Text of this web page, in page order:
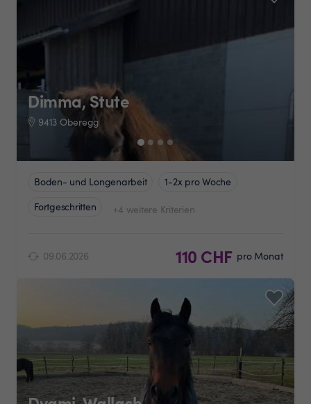
Dimma, Stute
9413 Oberegg
Boden- und Longenarbeit
1-2x pro Woche
Fortgeschritten
+4 weitere Kriterien
09.06.2026 110 CHF pro Monat